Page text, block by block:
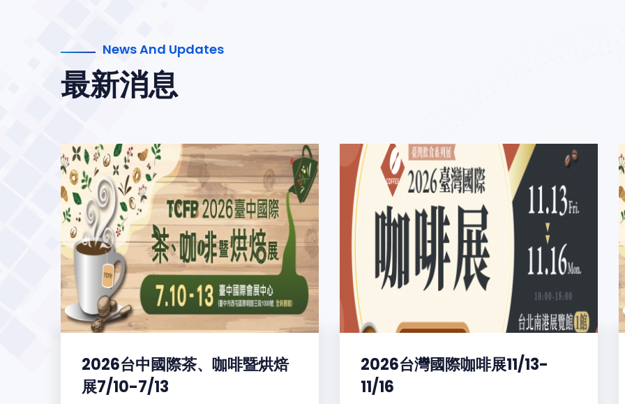
News And Updates
最新消息
2026台中國際茶、咖啡暨烘焙
展7/10-7/13
2026台灣國際咖啡展11/13-
11/16